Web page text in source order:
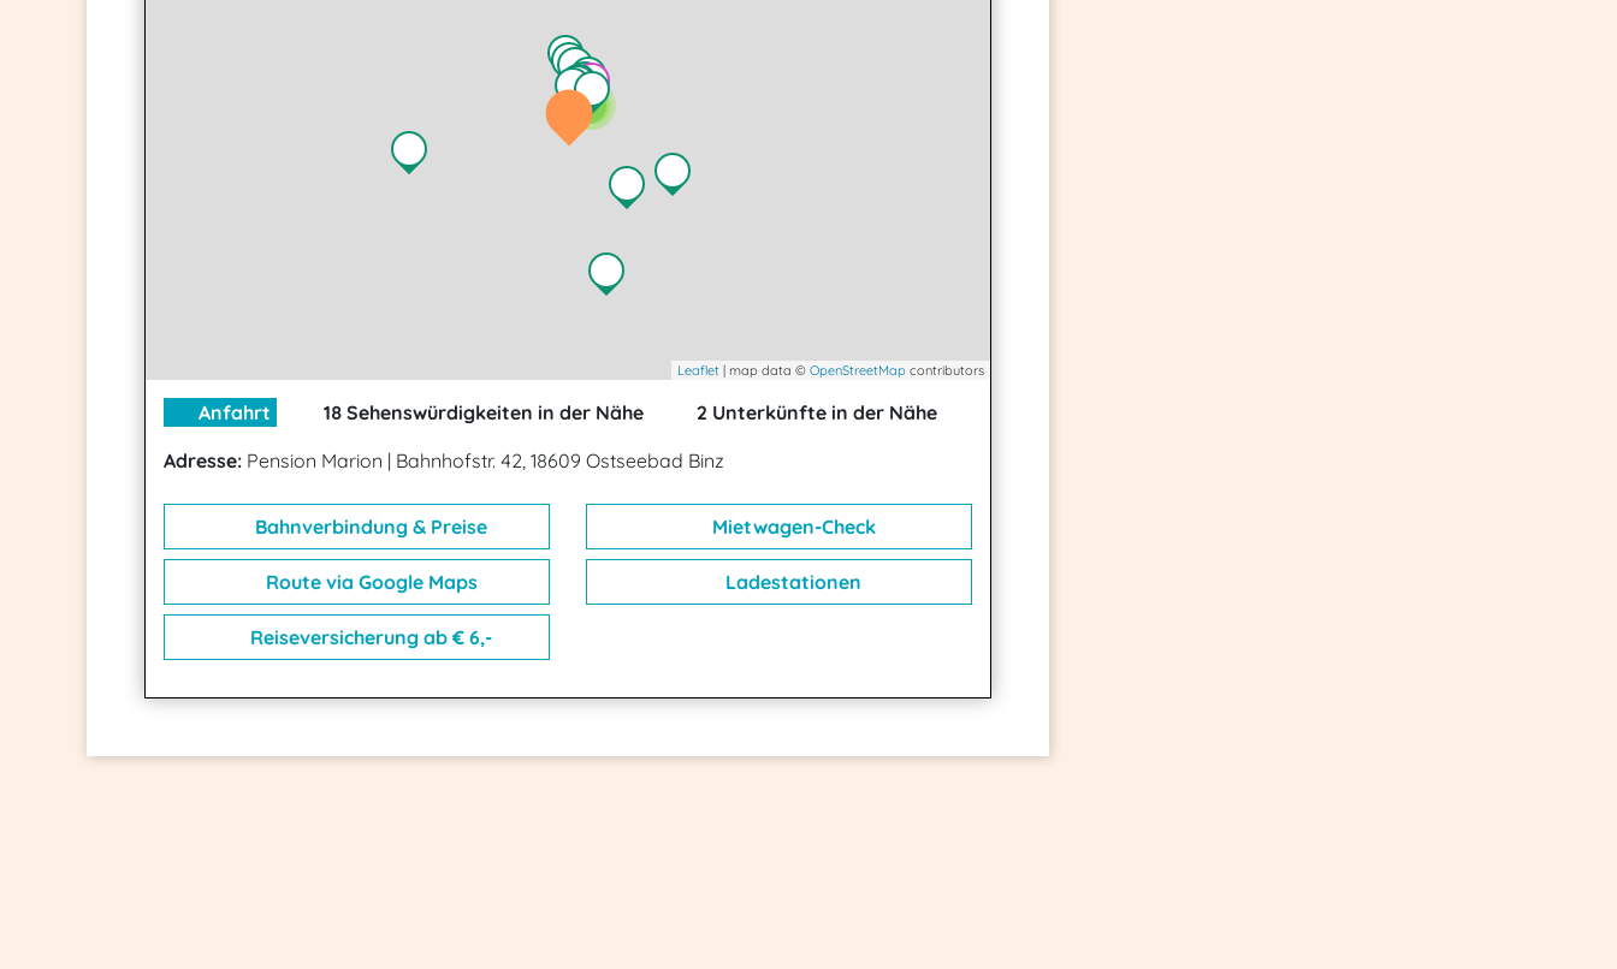
2
2
Leaflet | map data © OpenStreetMap contributors
Anfahrt 18 Sehenswürdigkeiten in der Nähe
2 Unterkünfte in der Nähe
Adresse: Pension Marion | Bahnhofstr. 42, 18609 Ostseebad Binz
Bahnverbindung & Preise Mietwagen-Check
Route via Google Maps Ladestationen
Reiseversicherung ab € 6,-